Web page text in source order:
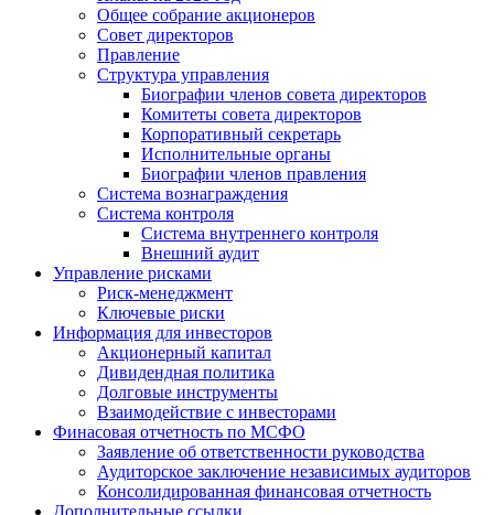
Общее собрание акционеров
Совет директоров
Правление
Структура управления
Биографии членов совета директоров
Комитеты совета директоров
Корпоративный секретарь
Исполнительные органы
Биографии членов правления
Система вознаграждения
Система контроля
Система внутреннего контроля
Внешний аудит
Управление рисками
Риск-менеджмент
Ключевые риски
Информация для инвесторов
Акционерный капитал
Дивидендная политика
Долговые инструменты
Взаимодействие с инвеcторами
Финасовая отчетность по МСФО
Заявление об ответственности руководства
Аудиторское заключение независимых аудиторов
Консолидированная финансовая отчетность
Дополнительные ссылки